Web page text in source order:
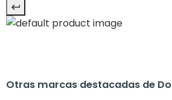
Otras marcas destacadas de